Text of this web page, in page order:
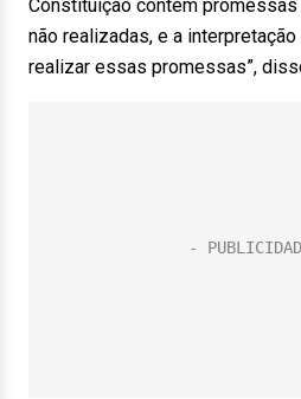
Constituição contém
não realizadas, e a
realizar essas promessas”,